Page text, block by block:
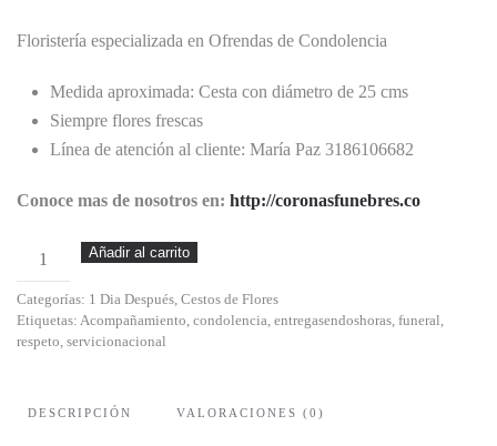
Floristería especializada en Ofrendas de Condolencia
Medida aproximada: Cesta con diámetro de 25 cms
Siempre flores frescas
Línea de atención al cliente: María Paz 3186106682
Conoce mas de nosotros en: http://coronasfunebres.co
Santa
Ginebra
cantidad
Añadir al carrito
Categorías: 1 Dia Después, Cestos de Flores
Etiquetas: Acompañamiento, condolencia, entregasendoshoras, funeral,
respeto, servicionacional
DESCRIPCIÓN VALORACIONES (0)